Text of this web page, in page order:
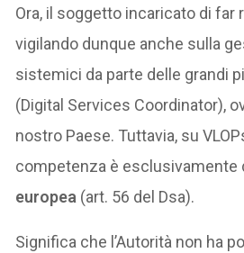
Ora, il soggetto incaricato di far
vigilando dunque anche sulla
sistemici da parte delle grandi
(Digital Services Coordinator),
nostro Paese. Tuttavia, su
competenza è esclusivamente
europea (art. 56 del Dsa).
Significa che l’Autorità non ha